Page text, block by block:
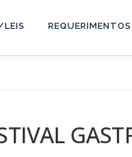
LEIS REQUERIMENTOS